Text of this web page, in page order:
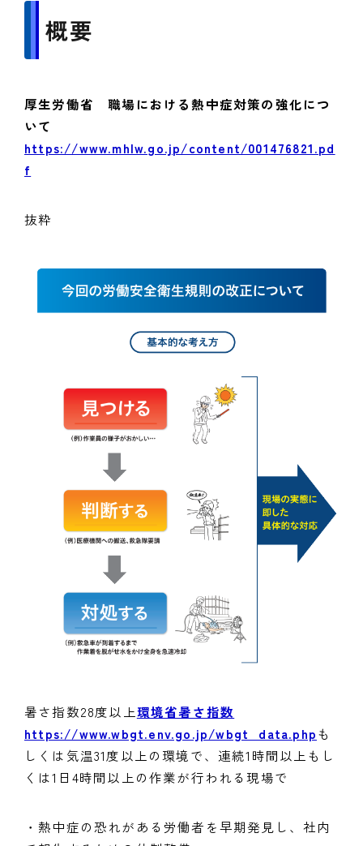
概要
厚生労働省 職場における熱中症対策の強化につ
いて
https://www.mhlw.go.jp/content/001476821.pd
f
抜粋
暑さ指数28度以上環境省暑さ指数
https://www.wbgt.env.go.jp/wbgt_data.phpも
しくは気温31度以上の環境で、連続1時間以上もし
くは1日4時間以上の作業が行われる現場で
・熱中症の恐れがある労働者を早期発見し、社内